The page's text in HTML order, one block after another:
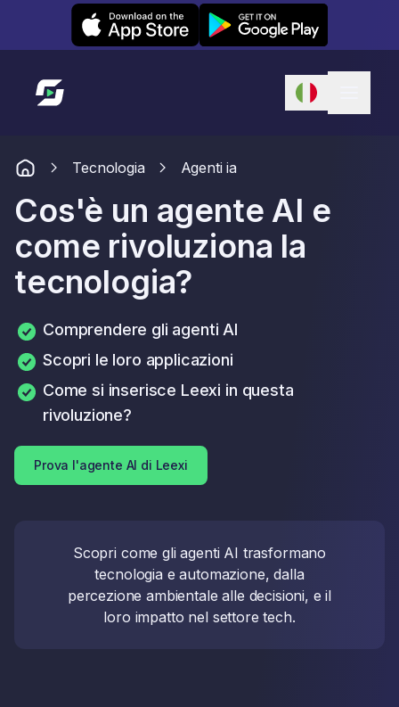
Leexi on iOS Leexi on Android
Link alla homepage
Tecnologia Agenti ia
Cos'è un agente AI e
come rivoluziona la
tecnologia?
Comprendere gli agenti AI
Scopri le loro applicazioni
Come si inserisce Leexi in questa
rivoluzione?
Prova l'agente AI di Leexi
Scopri come gli agenti AI trasformano
tecnologia e automazione, dalla
percezione ambientale alle decisioni, e il
loro impatto nel settore tech.